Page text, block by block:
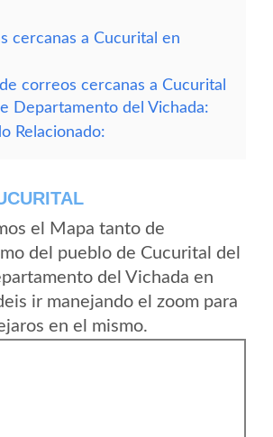
cercanas a Cucurital en
correos cercanas a Cucurital
Departamento del Vichada:
Relacionado:
el Mapa tanto de
del pueblo de Cucurital del
del Vichada en
ir manejando el zoom para
en el mismo.